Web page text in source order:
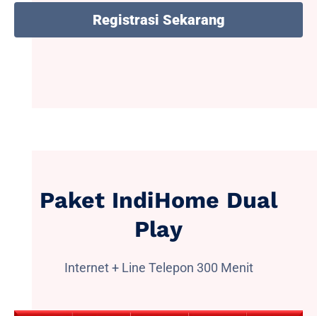
Registrasi Sekarang
Paket IndiHome Dual
Play
Internet + Line Telepon 300 Menit